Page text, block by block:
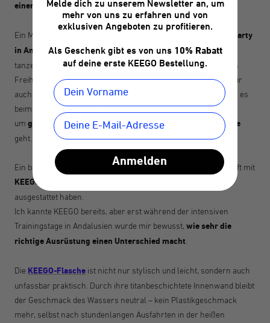
einer unterstützenden und inspirierenden Gruppe zu sein
Ein Moment, den ich nie vergessen werde, war die legendäre
Party
in Andalusien 2022. Etwa 70 Frauen, gemeinsam am Strand,
tanzen, lachen, pure Lebensfreude – ein Moment der absoluten
Freiheit und des puren Glücks. Diese Erinnerungen zaubern mir
auch heute noch ein Lächeln ins Gesicht, denn sie zeigen, dass es
beim Radsport nicht nur um Training, sondern auch
um gemeinsame Erlebnisse und unvergessliche Augenblicke
geht.
Ein besonderes Highlight im vorigen Jahr war die Partnerschaft mit
KEEGO
ausgestattet haben.
Ich kannte KEEGO bereits, aber erst während der intensiven
Trainingstage in Andalusien wurde mir bewusst, wie sehr die
richtige Ausrüstung einen Unterschied macht
Die KEEGO-Flasche ist nicht nur stylisch und leicht, sondern auch
unfassbar praktisch. Durch ihre titanbeschichtete Innenwand bleibt
der Geschmack des Wassers neutral – kein Plastikgeschmack
mehr, selbst nach stundenlangen Ausfahrten in der heißen
Melde dich zu unserem Newsletter an, um
mehr von uns zu erfahren und von
exklusiven Angeboten zu profitieren.
Als Geschenk gibt es von uns 10% Rabatt
auf deine erste KEEGO Bestellung.
Anmelden